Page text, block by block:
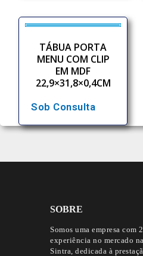
TÁBUA PORTA
MENU COM CLIP
EM MDF
22,9×31,8×0,4CM
Sob Consulta
SOBRE
Somos uma empresa com
experiência no mercado
Sintra, dedicada à